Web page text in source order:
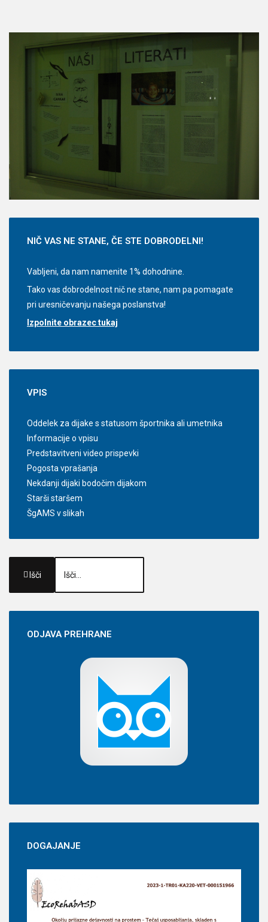
NIČ VAS NE STANE, ČE STE DOBRODELNI!
Vabljeni, da nam namenite 1% dohodnine.
Tako vas dobrodelnost nič ne stane, nam pa pomagate
pri uresničevanju našega poslanstva!
Izpolnite obrazec tukaj
VPIS
Oddelek za dijake s statusom športnika ali umetnika
Informacije o vpisu
Predstavitveni video prispevki
Pogosta vprašanja
Nekdanji dijaki bodočim dijakom
Starši staršem
ŠgAMS v slikah
Išči
ODJAVAPREHRANE
DOGAJANJE